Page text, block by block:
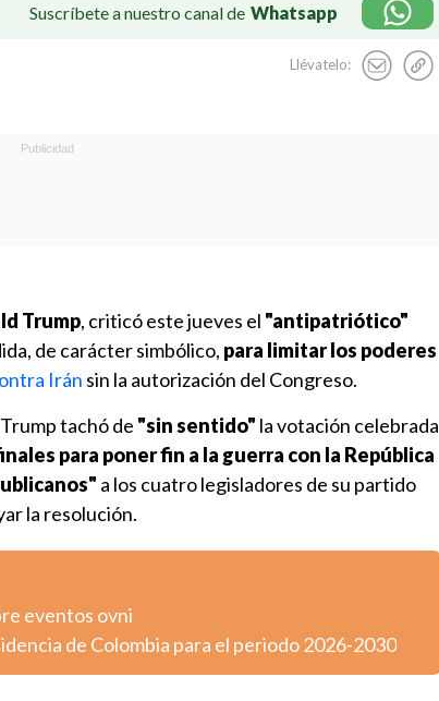
Suscríbete a nuestro canal de Whatsapp
Llévatelo:
Trump, criticó este jueves el "antipatriótico"
de carácter simbólico, para limitar los poderes
Irán sin la autorización del Congreso.
tachó de "sin sentido" la votación celebrada
para poner fin a la guerra con la República
a los cuatro legisladores de su partido
la resolución.
eventos ovni
de Colombia para el periodo 2026-2030